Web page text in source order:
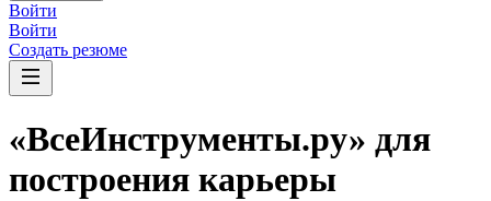
Войти
Войти
Создать резюме
«ВсеИнструменты.ру» для
построения карьеры